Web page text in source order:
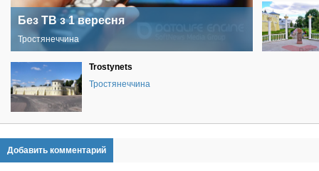
Без ТВ з 1 вересня
Тростянеччина
Trostynets
Тростянеччина
Добавить комментарий